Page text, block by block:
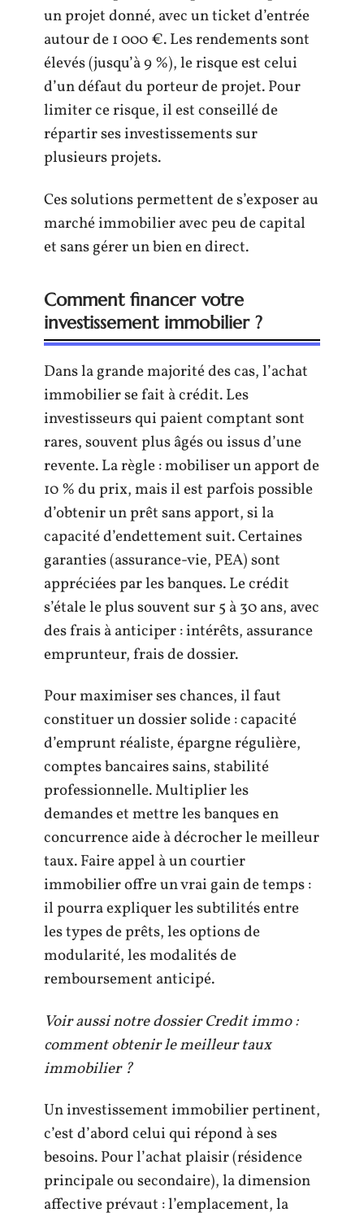
un projet donné, avec un ticket d’entrée
autour de 1 000 €. Les rendements sont
élevés (jusqu’à 9 %), le risque est celui
d’un défaut du porteur de projet. Pour
limiter ce risque, il est conseillé de
répartir ses investissements sur
plusieurs projets.
Ces solutions permettent de s’exposer au
marché immobilier avec peu de capital
et sans gérer un bien en direct.
Comment financer votre
investissement immobilier ?
Dans la grande majorité des cas, l’achat
immobilier se fait à crédit. Les
investisseurs qui paient comptant sont
rares, souvent plus âgés ou issus d’une
revente. La règle : mobiliser un apport de
10 % du prix, mais il est parfois possible
d’obtenir un prêt sans apport, si la
capacité d’endettement suit. Certaines
garanties (assurance-vie, PEA) sont
appréciées par les banques. Le crédit
s’étale le plus souvent sur 5 à 30 ans, avec
des frais à anticiper : intérêts, assurance
emprunteur, frais de dossier.
Pour maximiser ses chances, il faut
constituer un dossier solide : capacité
d’emprunt réaliste, épargne régulière,
comptes bancaires sains, stabilité
professionnelle. Multiplier les
demandes et mettre les banques en
concurrence aide à décrocher le meilleur
taux. Faire appel à un courtier
immobilier offre un vrai gain de temps :
il pourra expliquer les subtilités entre
les types de prêts, les options de
modularité, les modalités de
remboursement anticipé.
Voir aussi notre dossier Credit immo :
comment obtenir le meilleur taux
immobilier ?
Un investissement immobilier pertinent,
c’est d’abord celui qui répond à ses
besoins. Pour l’achat plaisir (résidence
principale ou secondaire), la dimension
affective prévaut : l’emplacement, la